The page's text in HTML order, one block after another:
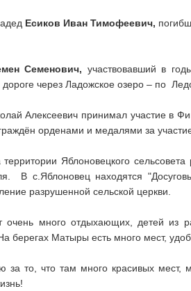
Есиков Иван Тимофеевич,
Семенович, участвовавший в
через Ладожское озеро – по
Алексеевич принимал участие в
орденами и медалями за
Яблоновецкого
В с.Яблоновец находятся
разрушенной сельской церкви.
очень много отдыхающих, детей из
берегах Матыры есть много мест,
то, что там много красивых мест,